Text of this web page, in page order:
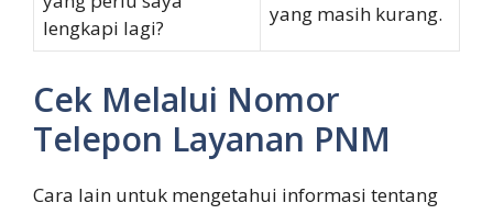
lengkapi lagi?
yang masih kurang.
Cek Melalui Nomor
Telepon Layanan PNM
Cara lain untuk mengetahui informasi tentang